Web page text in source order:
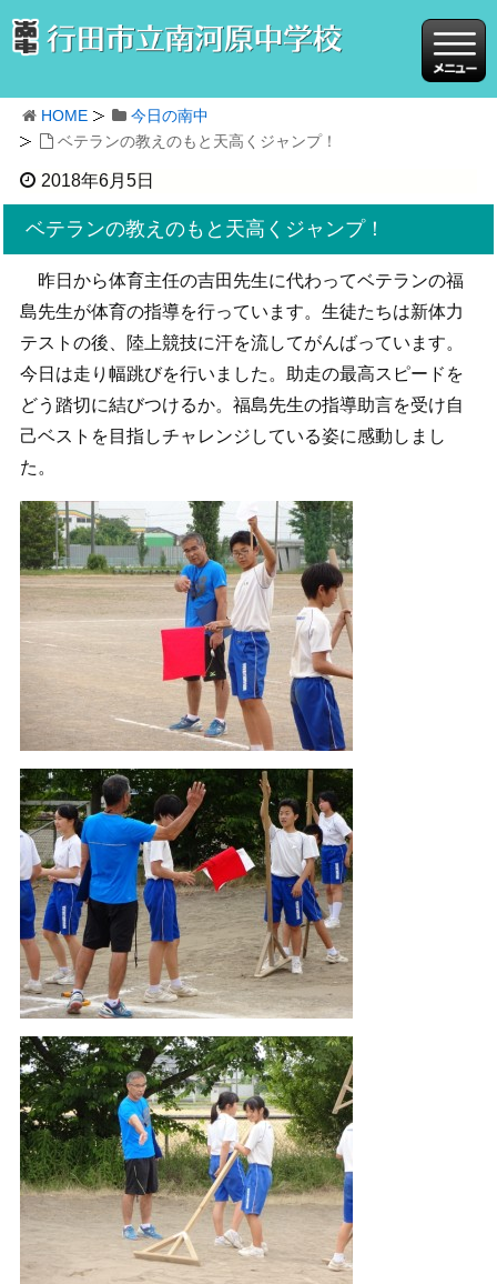
HOME
今日の南中
ベテランの教えのもと天高くジャンプ！
2018年6月5日
ベテランの教えのもと天高くジャンプ！
昨日から体育主任の吉田先生に代わってベテランの福
島先生が体育の指導を行っています。生徒たちは新体力
テストの後、陸上競技に汗を流してがんばっています。
今日は走り幅跳びを行いました。助走の最高スピードを
どう踏切に結びつけるか。福島先生の指導助言を受け自
己ベストを目指しチャレンジしている姿に感動しまし
た。